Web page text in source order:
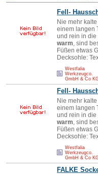
Fell-
Nie mehr
einem langen
und rein in
warm, sind
Füßen etwas
Decksohle:
Westfalia
Werkzeugco.
GmbH & Co
Fell-
Nie mehr
einem langen
und rein in
warm, sind
Füßen etwas
Decksohle:
Westfalia
Werkzeugco.
GmbH & Co
FALKE